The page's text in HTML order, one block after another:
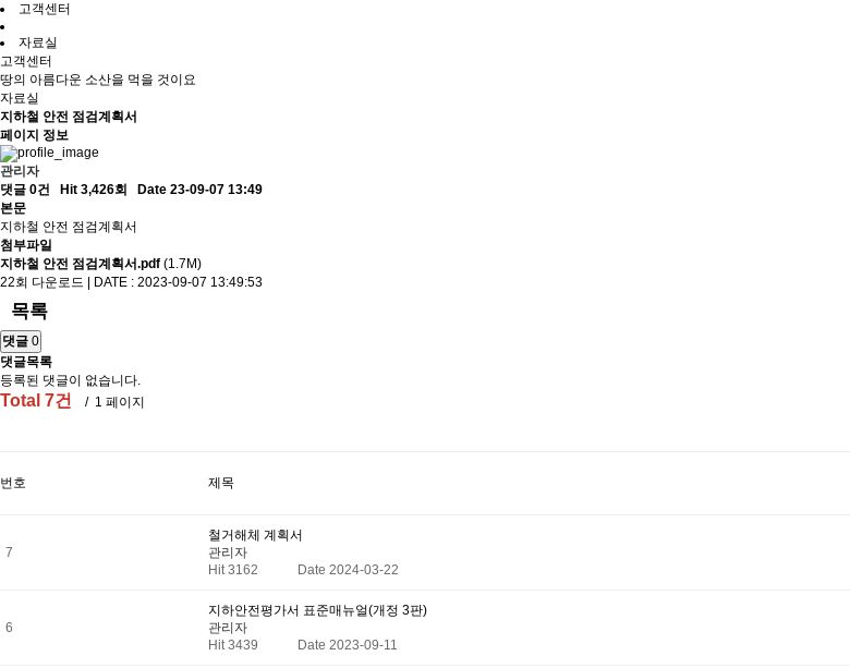
고객센터
자료실
고객센터
땅의 아름다운 소산을 먹을 것이요
자료실
지하철 안전 점검계획서
페이지 정보
관리자
댓글 0건
Hit 3,426회
Date 23-09-07 13:49
본문
지하철 안전 점검계획서
첨부파일
지하철 안전 점검계획서.pdf (1.7M)
22회 다운로드 | DATE : 2023-09-07 13:49:53
목록
댓글 0
댓글목록
등록된 댓글이 없습니다.
Total 7건 / 1 페이지
번호 제목
7
철거해체 계획서
관리자
Hit 3162
Date 2024-03-22
6
지하안전평가서 표준매뉴얼(개정 3판)
관리자
Hit 3439
Date 2023-09-11